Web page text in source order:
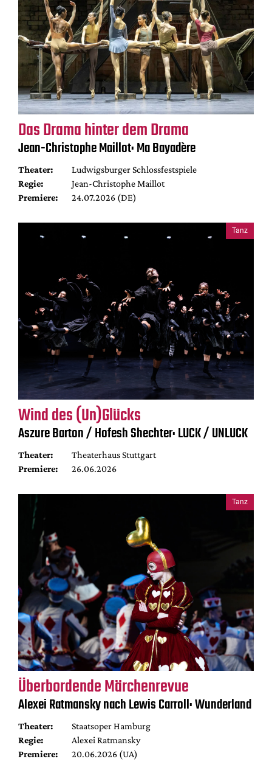
Das Drama hinter dem Drama
Jean-Christophe Maillot: Ma Bayadère
Theater:
Ludwigsburger Schlossfestspiele
Regie:
Jean-Christophe Maillot
Premiere:
24.07.2026 (DE)
Tanz
Wind des (Un)Glücks
Aszure Barton / Hofesh Shechter: LUCK / UNLUCK
Theater:
Theaterhaus Stuttgart
Premiere:
26.06.2026
Tanz
Überbordende Märchenrevue
Alexei Ratmansky nach Lewis Carroll: Wunderland
Theater:
Staatsoper Hamburg
Regie:
Alexei Ratmansky
Premiere:
20.06.2026 (UA)